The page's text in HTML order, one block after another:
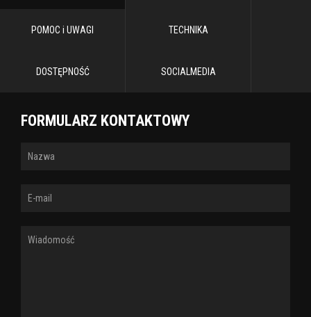
POMOC i UWAGI TECHNIKA
DOSTĘPNOŚĆ SOCIALMEDIA
FORMULARZ KONTAKTOWY